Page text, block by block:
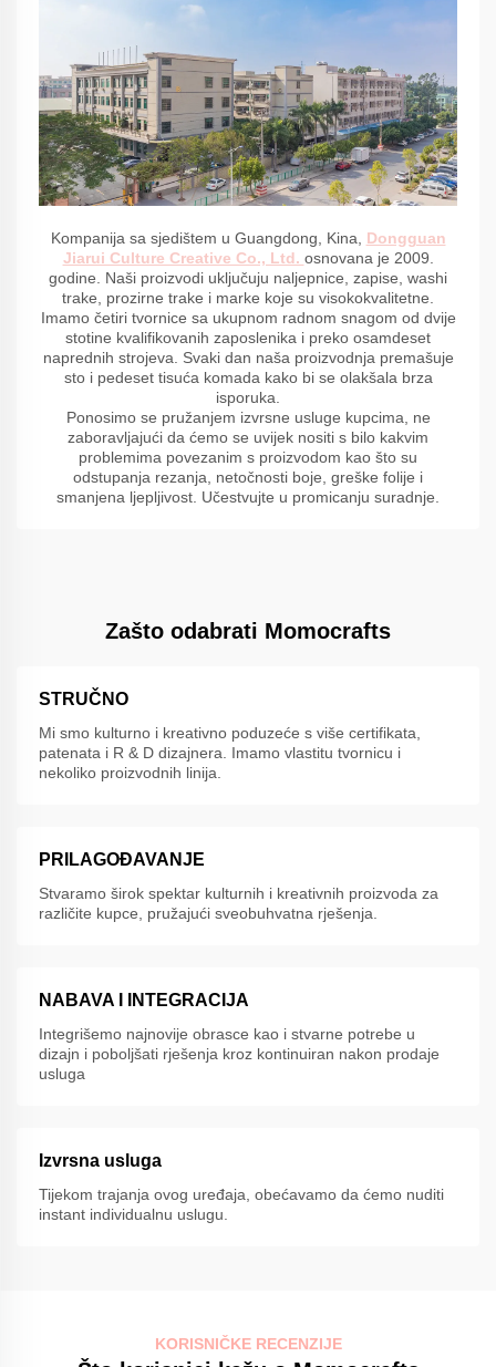
Kompanija sa sjedištem u Guangdong, Kina, Dongguan
Jiarui Culture Creative Co., Ltd. osnovana je 2009.
godine. Naši proizvodi uključuju naljepnice, zapise, washi
trake, prozirne trake i marke koje su visokokvalitetne.
Imamo četiri tvornice sa ukupnom radnom snagom od dvije
stotine kvalifikovanih zaposlenika i preko osamdeset
naprednih strojeva. Svaki dan naša proizvodnja premašuje
sto i pedeset tisuća komada kako bi se olakšala brza
isporuka.
Ponosimo se pružanjem izvrsne usluge kupcima, ne
zaboravljajući da ćemo se uvijek nositi s bilo kakvim
problemima povezanim s proizvodom kao što su
odstupanja rezanja, netočnosti boje, greške folije i
smanjena ljepljivost. Učestvujte u promicanju suradnje.
Zašto odabrati Momocrafts
STRUČNO
Mi smo kulturno i kreativno poduzeće s više certifikata,
patenata i R & D dizajnera. Imamo vlastitu tvornicu i
nekoliko proizvodnih linija.
PRILAGOĐAVANJE
Stvaramo širok spektar kulturnih i kreativnih proizvoda za
različite kupce, pružajući sveobuhvatna rješenja.
NABAVA I INTEGRACIJA
Integrišemo najnovije obrasce kao i stvarne potrebe u
dizajn i poboljšati rješenja kroz kontinuiran nakon prodaje
usluga
Izvrsna usluga
Tijekom trajanja ovog uređaja, obećavamo da ćemo nuditi
instant individualnu uslugu.
KORISNIČKE RECENZIJE